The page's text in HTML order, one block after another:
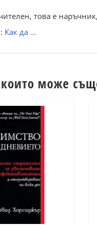
това е
Как да ...
може